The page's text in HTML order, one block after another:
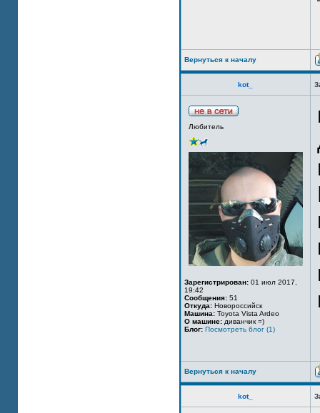
Вернуться к началу
kot_
Любитель
Зарегистрирован: 01 июл 2017,
19:42
Сообщения: 51
Откуда: Новороссийск
Машина: Toyota Vista Ardeo
О машине: диванчик =)
Блог: Посмотреть блог (1)
Вернуться к началу
kot_